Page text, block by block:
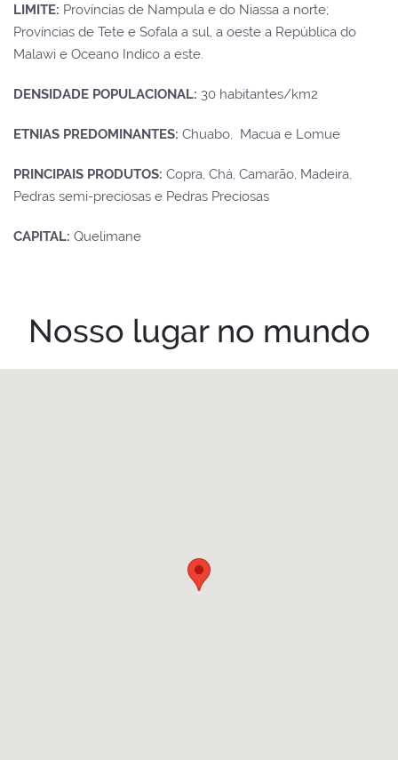
LIMITE: Províncias de Nampula e do Niassa a norte;
Províncias de Tete e Sofala a sul, a oeste a República do
Malawi e Oceano Indico a este.
DENSIDADE POPULACIONAL: 30 habitantes/km2
ETNIAS PREDOMINANTES: Chuabo, Macua e Lomue
PRINCIPAIS PRODUTOS: Copra, Chá, Camarão, Madeira,
Pedras semi-preciosas e Pedras Preciosas
CAPITAL: Quelimane
Nosso lugar no mundo